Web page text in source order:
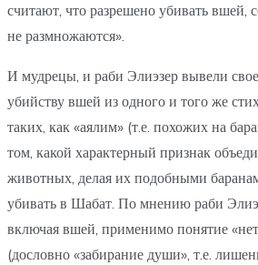
считают, что разрешено убивать вшей,
не размножаются».
И мудрецы, и раби Элиэзер вывели
убийству вшей из одного и того же
таких, как «аялим» (т.е. похожих на
том, какой характерный признак
животных, делая их подобными
убивать в Шабат. По мнению раби
включая вшей, применимо понятие
(дословно «забирание души», т.е.